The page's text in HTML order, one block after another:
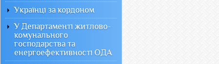
Українці за кордоном
У Департаменті житлово-
комунального
господарства та
енергоефективності ОДА